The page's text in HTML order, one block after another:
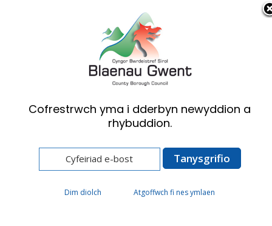
Cymraeg English
Preswylwyr
Canolfan Cymorth Teulu
Cefnogaeth i Theuluoedd
Teuluoedd Iachach
Cofrestrwch yma i dderbyn newyddion a
rhybuddion.
Dim diolch Atgoffwch fi nes ymlaen